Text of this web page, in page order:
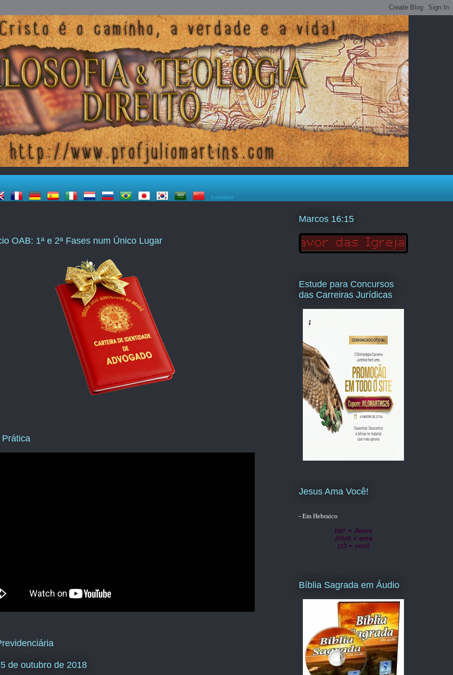
translator
OAB: 1ª e 2ª Fases num Único Lugar
de outubro de 2018
Marcos 16:15
Estude para Concursos
das Carreiras Jurídicas
Jesus Ama Você!
- Em Hebraico
lישו = Jesus
מותק = ama
לכן = você
Bíblia Sagrada em Áudio